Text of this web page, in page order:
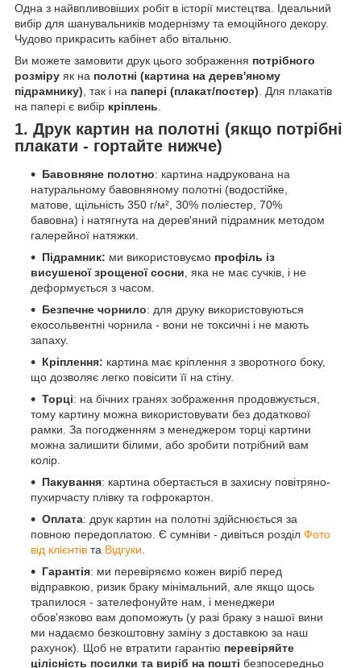
Одна з найвпливовіших робіт в історії мистецтва. Ідеальний
вибір для шанувальників модернізму та емоційного декору.
Чудово прикрасить кабінет або вітальню.
Ви можете замовити друк цього зображення потрібного
розміру як на полотні (картина на дерев'яному
підрамнику) , так і на папері (плакат/постер) . Для плакатів
на папері є вибір кріплень
1. Друк картин на полотні (якщо потрібні
плакати - гортайте нижче)
Бавовняне полотно: картина надрукована на
натуральному бавовняному полотні (водостійке,
матове, щільність 350 г/м², 30% поліестер, 70%
бавовна) і натягнута на дерев'яний підрамник методом
галерейної натяжки.
Підрамник: ми використовуємо профіль із
висушеної зрощеної сосни, яка не має сучків, і не
деформується з часом.
Безпечне чорнило: для друку використовуються
екосольвентні чорнила - вони не токсичні і не мають
запаху.
Кріплення: картина має кріплення з зворотного боку,
що дозволяє легко повісити її на стіну.
Торці: на бічних гранях зображення продовжується,
тому картину можна використовувати без додаткової
рамки. За погодженням з менеджером торці картини
можна залишити білими, або зробити потрібний вам
колір.
Пакування: картина обертається в захисну повітряно-
пухирчасту плівку та гофрокартон.
Оплата: друк картин на полотні здійснюється за
повною передоплатою. Є сумніви - дивіться розділ Фото
від клієнтів та Відгуки.
Гарантія: ми перевіряємо кожен виріб перед
відправкою, ризик браку мінімальний, але якщо щось
трапилося - зателефонуйте нам, і менеджери
обов'язково вам допоможуть (у разі браку з нашої вини
ми надаємо безкоштовну заміну з доставкою за наш
рахунок). Щоб не втратити гарантію перевіряйте
цілісність посилки та виріб на пошті безпосередньо